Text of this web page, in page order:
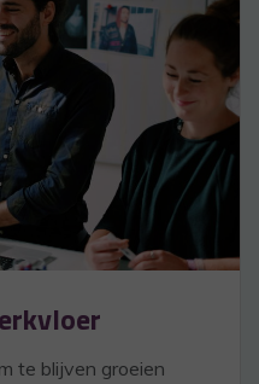
te blijven groeien